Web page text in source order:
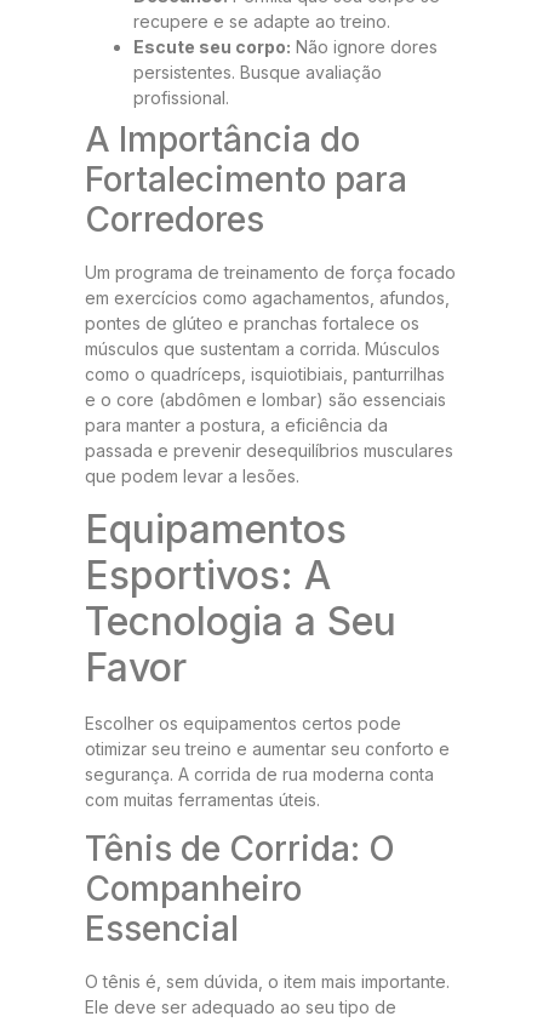
recupere e se adapte ao treino.
Escute seu corpo: Não ignore dores
persistentes. Busque avaliação
profissional.
A Importância do
Fortalecimento para
Corredores
Um programa de treinamento de força focado
em exercícios como agachamentos, afundos,
pontes de glúteo e pranchas fortalece os
músculos que sustentam a corrida. Músculos
como o quadríceps, isquiotibiais, panturrilhas
e o core (abdômen e lombar) são essenciais
para manter a postura, a eficiência da
passada e prevenir desequilíbrios musculares
que podem levar a lesões.
Equipamentos
Esportivos: A
Tecnologia a Seu
Favor
Escolher os equipamentos certos pode
otimizar seu treino e aumentar seu conforto e
segurança. A corrida de rua moderna conta
com muitas ferramentas úteis.
Tênis de Corrida: O
Companheiro
Essencial
O tênis é, sem dúvida, o item mais importante.
Ele deve ser adequado ao seu tipo de